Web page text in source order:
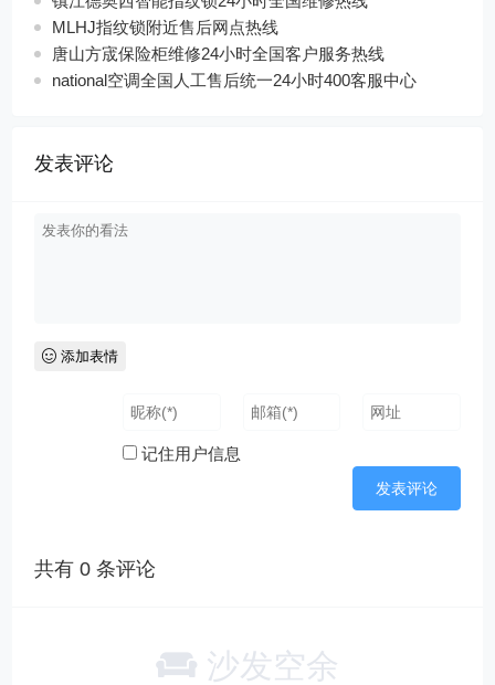
MLHJ指纹锁附近售后网点热线
唐山方宬保险柜维修24小时全国客户服务热线
national空调全国人工售后统一24小时400客服中心
发表评论
添加表情
记住用户信息
共有0 条评论
沙发空余